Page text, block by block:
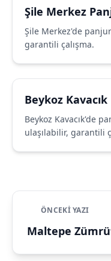
Şile Merkez
Şile Merkez'de
garantili çalışma.
Beykoz
Beykoz Kavacık'de
ulaşılabilir, garantili
ÖNCEKI YAZI
Maltepe